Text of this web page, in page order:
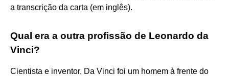
a transcrição da carta (em inglês).
Qual era a outra profissão de Leonardo da
Vinci?
Cientista e inventor, Da Vinci foi um homem à frente do